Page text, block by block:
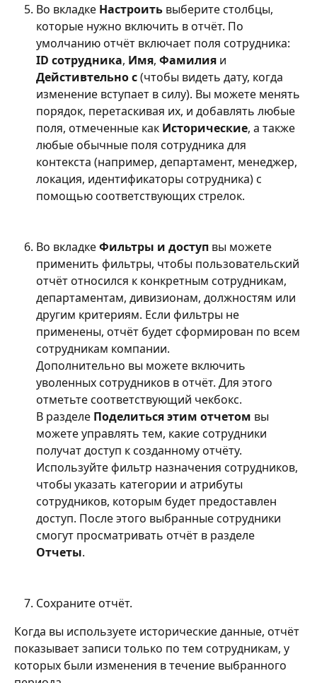
Во вкладке Настроить выберите столбцы,
которые нужно включить в отчёт. По
умолчанию отчёт включает поля сотрудника:
ID сотрудника, Имя, Фамилия и
Дейстивтельно с (чтобы видеть дату, когда
изменение вступает в силу). Вы можете менять
порядок, перетаскивая их, и добавлять любые
поля, отмеченные как Исторические, а также
любые обычные поля сотрудника для
контекста (например, департамент, менеджер,
локация, идентификаторы сотрудника) с
помощью соответствующих стрелок.
Во вкладке Фильтры и доступ вы можете
применить фильтры, чтобы пользовательский
отчёт относился к конкретным сотрудникам,
департаментам, дивизионам, должностям или
другим критериям. Если фильтры не
применены, отчёт будет сформирован по всем
сотрудникам компании.
Дополнительно вы можете включить
уволенных сотрудников в отчёт. Для этого
отметьте соответствующий чекбокс.
В разделе Поделиться этим отчетом вы
можете управлять тем, какие сотрудники
получат доступ к созданному отчёту.
Используйте фильтр назначения сотрудников,
чтобы указать категории и атрибуты
сотрудников, которым будет предоставлен
доступ. После этого выбранные сотрудники
смогут просматривать отчёт в разделе
Отчеты.
Сохраните отчёт.
Когда вы используете исторические данные, отчёт
показывает записи только по тем сотрудникам, у
которых были изменения в течение выбранного